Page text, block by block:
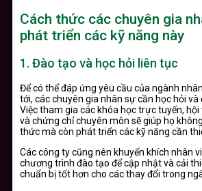
Cách thức các chuyên gia
phát triển các kỹ năng này
1. Đào tạo và học hỏi liên tục
Để có thể đáp ứng yêu cầu của ngành
tới, các chuyên gia nhân sự cần học hỏi và
Việc tham gia các khóa học trực tuyến,
và chứng chỉ chuyên môn sẽ giúp họ
thức mà còn phát triển các kỹ năng cần
Các công ty cũng nên khuyến khích nhân
chương trình đào tạo để cập nhật và cải
chuẩn bị tốt hơn cho các thay đổi trong